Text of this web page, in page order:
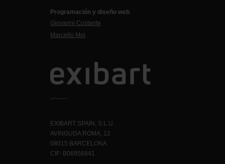
Programación y diseño web
Giovanni Costante
Marcello Moi
EXIBART SPAIN, S.L.U.
AVINGUDA ROMA, 12
08015 BARCELONA
CIF: B06956841